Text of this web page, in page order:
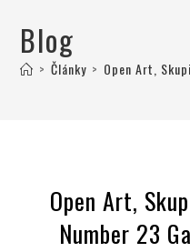
Blog
> Články > Open Art,
Open Art,
Number 23